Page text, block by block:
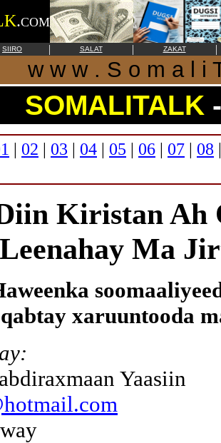
.COM
SIIRO | SALAT | ZAKAT |
w w w . S o m a l i
SOMALITALK
| 02 | 03 | 04 | 05 | 06 | 07 | 08
Kiristan Ah
Ma
xaruuntooda
Yaasiin